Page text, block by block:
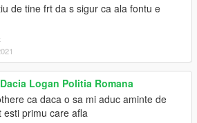
de tine frt da s sigur ca ala fontu e
Dacia Logan Politia Romana
ca daca o sa mi aduc aminte de
esti primu care afla